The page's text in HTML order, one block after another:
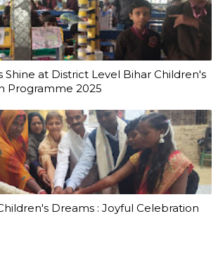
Shine at District Level Bihar Children's
Programme 2025
Dreams : Joyful Celebration